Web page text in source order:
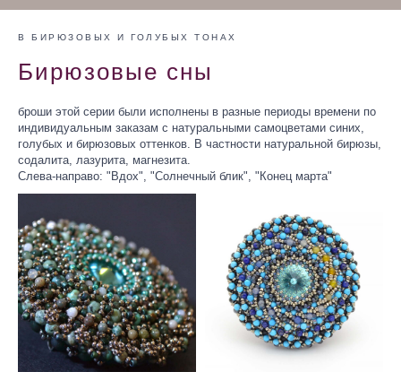
В БИРЮЗОВЫХ И ГОЛУБЫХ ТОНАХ
Бирюзовые сны
броши этой серии были исполнены в разные периоды времени по
индивидуальным заказам с натуральными самоцветами синих,
голубых и бирюзовых оттенков. В частности натуральной бирюзы,
содалита, лазурита, магнезита.
Слева-направо: "Вдох", "Солнечный блик", "Конец марта"